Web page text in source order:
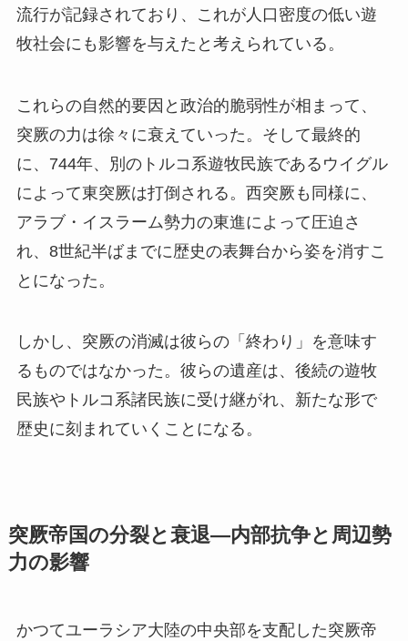
流行が記録されており、これが人口密度の低い遊
牧社会にも影響を与えたと考えられている。
これらの自然的要因と政治的脆弱性が相まって、
突厥の力は徐々に衰えていった。そして最終的
に、744年、別のトルコ系遊牧民族であるウイグル
によって東突厥は打倒される。西突厥も同様に、
アラブ・イスラーム勢力の東進によって圧迫さ
れ、8世紀半ばまでに歴史の表舞台から姿を消すこ
とになった。
しかし、突厥の消滅は彼らの「終わり」を意味す
るものではなかった。彼らの遺産は、後続の遊牧
民族やトルコ系諸民族に受け継がれ、新たな形で
歴史に刻まれていくことになる。
突厥帝国の分裂と衰退—内部抗争と周辺勢
力の影響
かつてユーラシア大陸の中央部を支配した突厥帝